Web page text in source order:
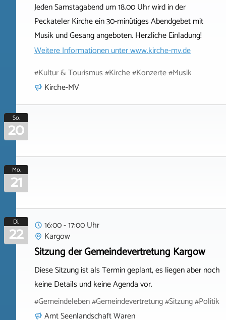
Jeden Samstagabend um 18.00 Uhr wird in der
Peckateler Kirche ein 30-minütiges Abendgebet mit
Musik und Gesang angeboten. Herzliche Einladung!
Weitere Informationen unterwww.kirche-mv.de
#Kultur & Tourismus #Kirche #Konzerte #Musik
Kirche-MV
So.
20
Mo.
21
Di.
22
16:00 - 17:00 Uhr
Kargow
Sitzung der Gemeindevertretung Kargow
Diese Sitzung ist als Termin geplant, es liegen aber noch
keine Details und keine Agenda vor.
#Gemeindeleben #Gemeindevertretung #Sitzung #Politik
Amt Seenlandschaft Waren